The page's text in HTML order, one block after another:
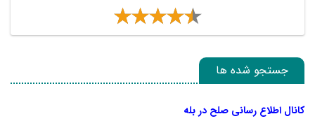
جستجو شده ها
کانال اطلاع رسانی صلح در بله